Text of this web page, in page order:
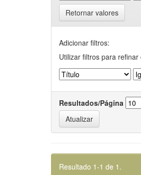
Retornar valores
Adicionar filtros:
Utilizar filtros para
Resultados/Página
Resultado 1-1 de 1.